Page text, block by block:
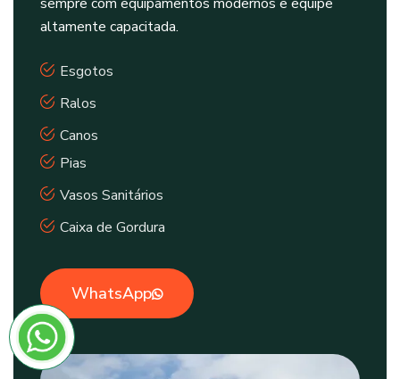
altamente capacitada.
Esgotos
Ralos
Canos
Pias
Vasos Sanitários
Caixa de Gordura
WhatsApp